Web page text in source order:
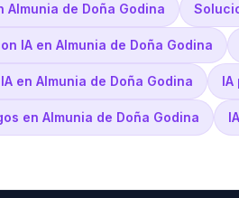
de Doña Godina
IA en Almunia de Doña Godina
en Almunia de Doña Godina
en Almunia de Doña Godina